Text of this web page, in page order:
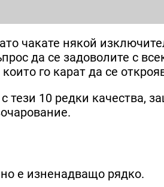
чакате някой
да се задоволите с
го карат да се
тези 10 редки качества,
е изненадващо рядко.